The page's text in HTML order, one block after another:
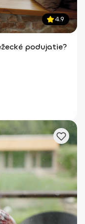
4.9
podujatie?